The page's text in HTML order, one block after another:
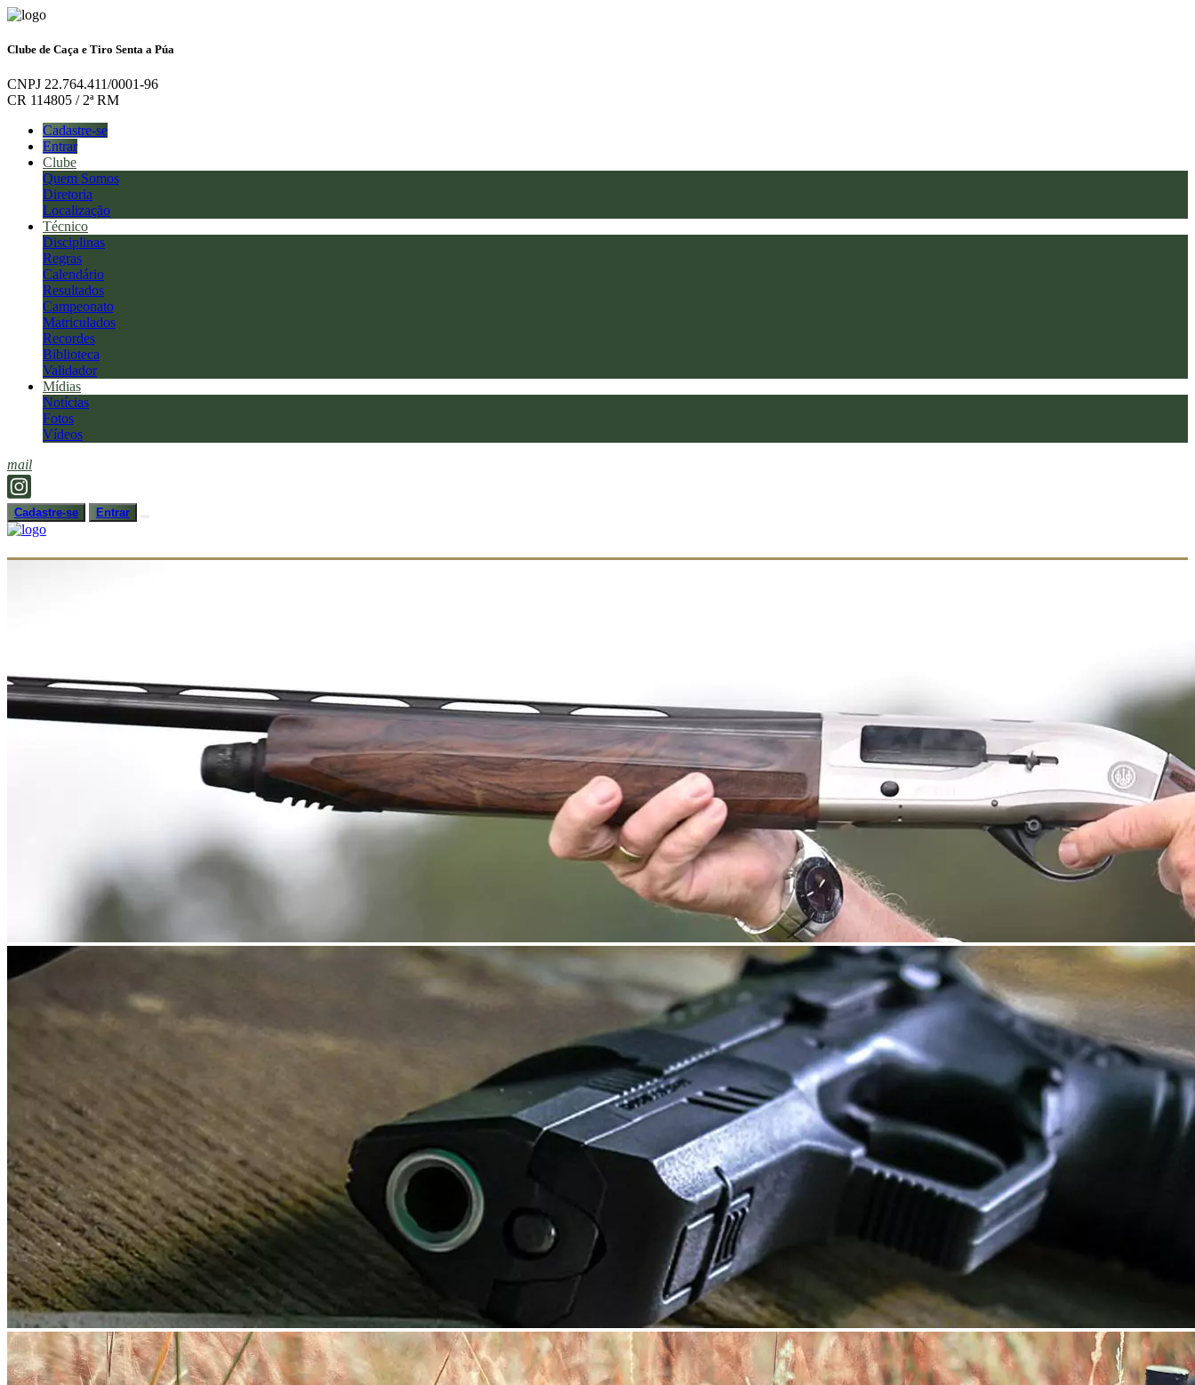
Clube de Caça e Tiro Senta a Púa
CNPJ 22.764.411/0001-96
CR 114805 / 2ª RM
Cadastre-se
Entrar
Clube
Quem Somos
Diretoria
Localização
Técnico
Disciplinas
Regras
Calendário
Resultados
Campeonato
Matriculados
Recordes
Biblioteca
Validador
Mídias
Notícias
Fotos
Vídeos
mail
Cadastre-se Entrar